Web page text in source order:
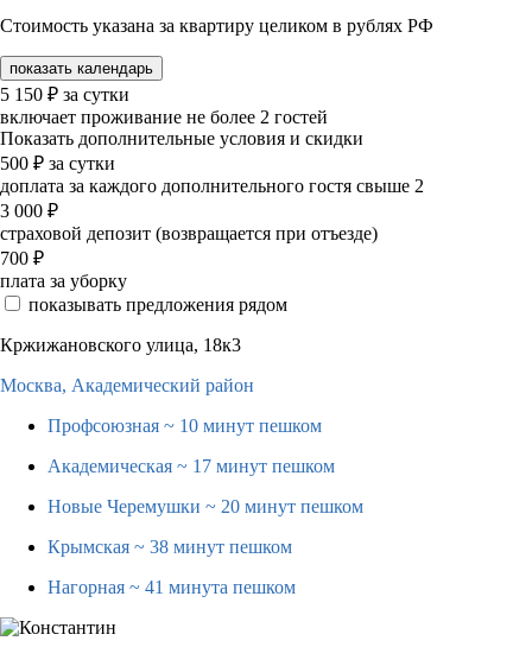
Стоимость указана за квартиру целиком в рублях РФ
показать календарь
5 150 ₽ за сутки
включает проживание не более 2 гостей
Показать дополнительные условия и скидки
500 ₽ за сутки
доплата за каждого дополнительного гостя свыше 2
3 000 ₽
страховой депозит (возвращается при отъезде)
700 ₽
плата за уборку
показывать предложения рядом
Кржижановского улица, 18к3
Москва, Академический район
Профсоюзная ~ 10 минут пешком
Академическая ~ 17 минут пешком
Новые Черемушки ~ 20 минут пешком
Крымская ~ 38 минут пешком
Нагорная ~ 41 минута пешком